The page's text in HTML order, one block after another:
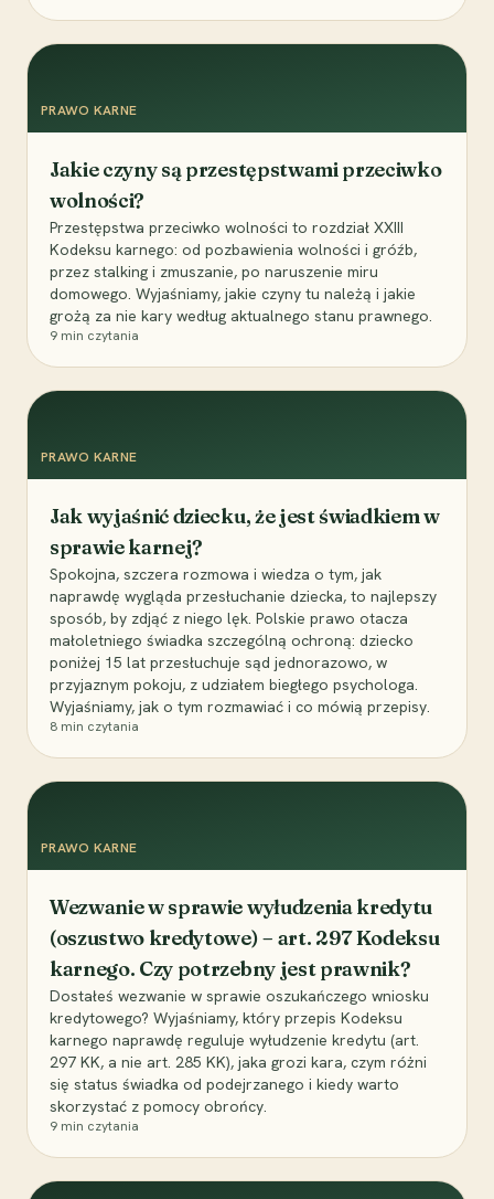
PRAWO KARNE
Jakie czyny są przestępstwami przeciwko
wolności?
Przestępstwa przeciwko wolności to rozdział XXIII
Kodeksu karnego: od pozbawienia wolności i gróźb,
przez stalking i zmuszanie, po naruszenie miru
domowego. Wyjaśniamy, jakie czyny tu należą i jakie
grożą za nie kary według aktualnego stanu prawnego.
9 min czytania
PRAWO KARNE
Jak wyjaśnić dziecku, że jest świadkiem w
sprawie karnej?
Spokojna, szczera rozmowa i wiedza o tym, jak
naprawdę wygląda przesłuchanie dziecka, to najlepszy
sposób, by zdjąć z niego lęk. Polskie prawo otacza
małoletniego świadka szczególną ochroną: dziecko
poniżej 15 lat przesłuchuje sąd jednorazowo, w
przyjaznym pokoju, z udziałem biegłego psychologa.
Wyjaśniamy, jak o tym rozmawiać i co mówią przepisy.
8 min czytania
PRAWO KARNE
Wezwanie w sprawie wyłudzenia kredytu
(oszustwo kredytowe) – art. 297 Kodeksu
karnego. Czy potrzebny jest prawnik?
Dostałeś wezwanie w sprawie oszukańczego wniosku
kredytowego? Wyjaśniamy, który przepis Kodeksu
karnego naprawdę reguluje wyłudzenie kredytu (art.
297 KK, a nie art. 285 KK), jaka grozi kara, czym różni
się status świadka od podejrzanego i kiedy warto
skorzystać z pomocy obrońcy.
9 min czytania